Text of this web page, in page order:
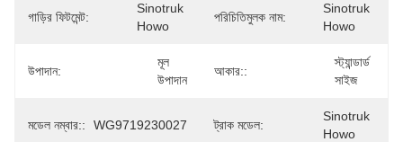
গাড়ির ফিটমেন্ট:
Sinotruk
Howo
পরিচিতিমুলক নাম:
Sinotruk
Howo
উপাদান:
মূল
উপাদান
আকার::
স্ট্যান্ডার্ড
সাইজ
মডেল নম্বার:: WG9719230027 ট্রাক মডেল:
Sinotruk
Howo